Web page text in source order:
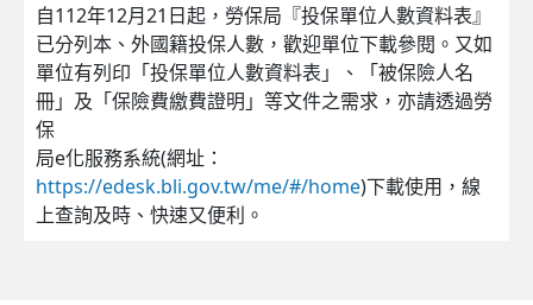
自112年12月21日起，勞保局『投保單位人數資料表』
已分列本、外國籍投保人數，歡迎單位下載參閱。又如
單位有列印「投保單位人數資料表」、「被保險人名
冊」及「保險費繳費證明」等文件之需求，亦請透過勞
保
局e化服務系統(網址：
https://edesk.bli.gov.tw/me/#/home)下載使用，線
上查詢及時、快速又便利。